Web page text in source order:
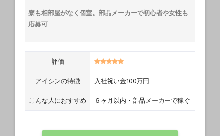
寮も相部屋がなく個室。部品メーカーで初心者や女性も
応募可
評価
アイシンの特徴 入社祝い金100万円
こんな人におすすめ ６ヶ月以内・部品メーカーで稼ぐ